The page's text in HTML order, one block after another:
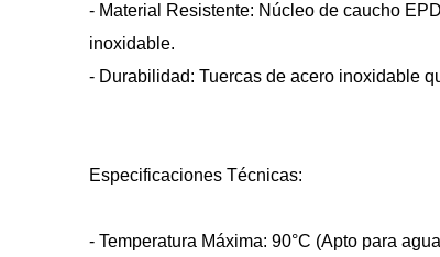
- Material Resistente: Núcleo de caucho
inoxidable.
- Durabilidad: Tuercas de acero inoxidable
Especificaciones Técnicas:
- Temperatura Máxima: 90°C (Apto para